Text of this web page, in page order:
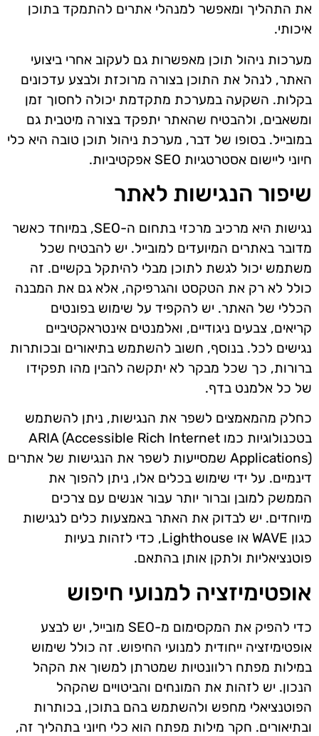
את התהליך ומאפשר למנהלי אתרים להתמקד בתוכן
איכותי.
מערכות ניהול תוכן מאפשרות גם לעקוב אחרי ביצועי
האתר, לנהל את התוכן בצורה מרוכזת ולבצע עדכונים
בקלות. השקעה במערכת מתקדמת יכולה לחסוך זמן
ומשאבים, ולהבטיח שהאתר יתפקד בצורה מיטבית גם
במובייל. בסופו של דבר, מערכת ניהול תוכן טובה היא כלי
חיוני ליישום אסטרטגיות SEO אפקטיביות.
שיפור הנגישות לאתר
נגישות היא מרכיב מרכזי בתחום ה-SEO, במיוחד כאשר
מדובר באתרים המיועדים למובייל. יש להבטיח שכל
משתמש יכול לגשת לתוכן מבלי להיתקל בקשיים. זה
כולל לא רק את הטקסט והגרפיקה, אלא גם את המבנה
הכללי של האתר. יש להקפיד על שימוש בפונטים
קריאים, צבעים ניגודיים, ואלמנטים אינטראקטיביים
נגישים לכל. בנוסף, חשוב להשתמש בתיאורים ובכותרות
ברורות, כך שכל מבקר לא יתקשה להבין מהו תפקידו
של כל אלמנט בדף.
כחלק מהמאמצים לשפר את הנגישות, ניתן להשתמש
בטכנולוגיות כמו ARIA (Accessible Rich Internet
Applications) שמסייעות לשפר את הנגישות של אתרים
דינמיים. על ידי שימוש בכלים אלו, ניתן להפוך את
הממשק למובן וברור יותר עבור אנשים עם צרכים
מיוחדים. יש לבדוק את האתר באמצעות כלים לנגישות
כגון WAVE או Lighthouse, כדי לזהות בעיות
פוטנציאליות ולתקן אותן בהתאם.
אופטימיזציה למנועי חיפוש
כדי להפיק את המקסימום מ-SEO מובייל, יש לבצע
אופטימיזציה ייחודית למנועי החיפוש. זה כולל שימוש
במילות מפתח רלוונטיות שמטרתן למשוך את הקהל
הנכון. יש לזהות את המונחים והביטויים שהקהל
הפוטנציאלי מחפש ולהשתמש בהם בתוכן, בכותרות
ובתיאורים. חקר מילות מפתח הוא כלי חיוני בתהליך זה,